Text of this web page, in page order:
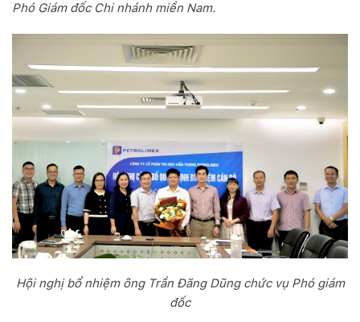
Phó Giám đốc Chi nhánh miền Nam.
Hội nghị bổ nhiệm ông Trần Đăng Dũng chức vụ Phó giám
đốc